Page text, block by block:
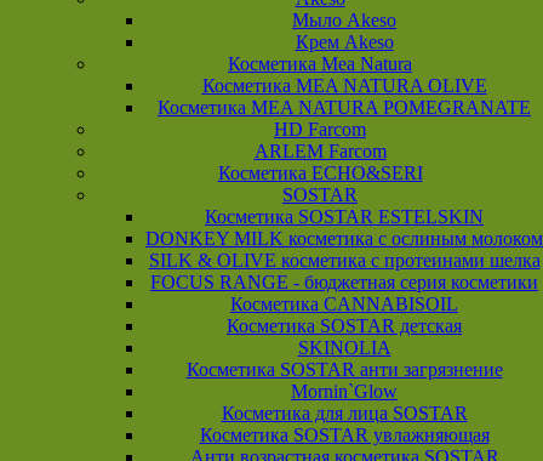
Мыло Akeso
Крем Akeso
Косметика Mea Natura
Косметика MEA NATURA OLIVE
Косметика MEA NATURA POMEGRANATE
HD Farcom
ARLEM Farcom
Косметика ECHO&SERI
SOSTAR
Косметика SOSTAR ESTELSKIN
DONKEY MILK косметика с ослиным молоком
SILK & OLIVE косметика с протеинами шелка
FOCUS RANGE - бюджетная серия косметики
Косметика CANNABISOIL
Косметика SOSTAR детская
SKINOLIA
Косметика SOSTAR анти загрязнение
Mornin`Glow
Косметика для лица SOSTAR
Косметика SOSTAR увлажняющая
Анти возрастная косметика SOSTAR